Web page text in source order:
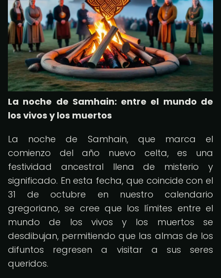
La noche de Samhain: entre el mundo de
los vivos y los muertos
La noche de Samhain, que marca el
comienzo del año nuevo celta, es una
festividad ancestral llena de misterio y
significado. En esta fecha, que coincide con el
31 de octubre en nuestro calendario
gregoriano, se cree que los límites entre el
mundo de los vivos y los muertos se
desdibujan, permitiendo que las almas de los
difuntos regresen a visitar a sus seres
queridos.